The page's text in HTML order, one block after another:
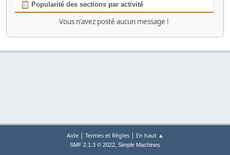
Popularité des sections par activité
Vous n'avez posté aucun message !
Aide| Termes et Règles| En haut ▲
SMF 2.1.3 © 2022, Simple Machines